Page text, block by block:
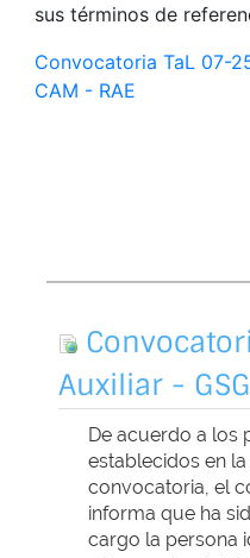
sus términos de
Convocatoria TaL 07-
CAM - RAE